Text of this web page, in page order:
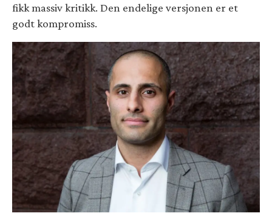
fikk massiv kritikk. Den endelige versjonen er et
godt kompromiss.